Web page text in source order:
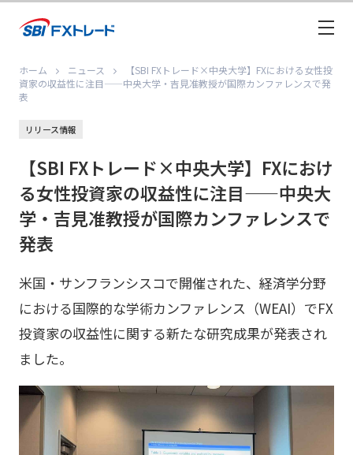
ホーム ニュース
【SBI FXトレード×中央大学】FXにおける女性投
資家の収益性に注目——中央大学・吉見准教授が国際カンファレンスで発
表
リリース情報
【SBI FXトレード×中央大学】FXにおけ
る女性投資家の収益性に注目——中央大
学・吉見准教授が国際カンファレンスで
発表
米国・サンフランシスコで開催された、経済学分野
における国際的な学術カンファレンス（WEAI）でFX
投資家の収益性に関する新たな研究成果が発表され
ました。